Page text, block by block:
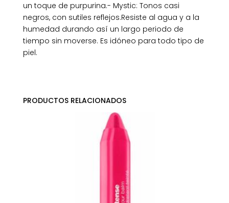
un toque de purpurina.- Mystic: Tonos casi
negros, con sutiles reflejos.Resiste al agua y a la
humedad durando así un largo periodo de
tiempo sin moverse. Es idóneo para todo tipo de
piel.
PRODUCTOS RELACIONADOS